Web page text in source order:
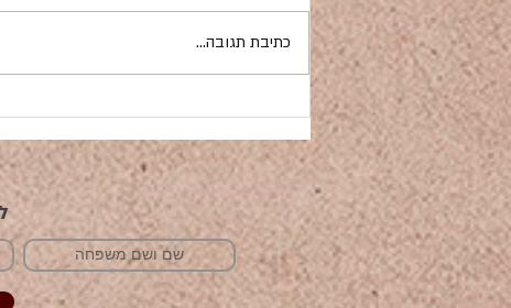
התינוקת מקהילת קורשאן
כתיבת תגובה...